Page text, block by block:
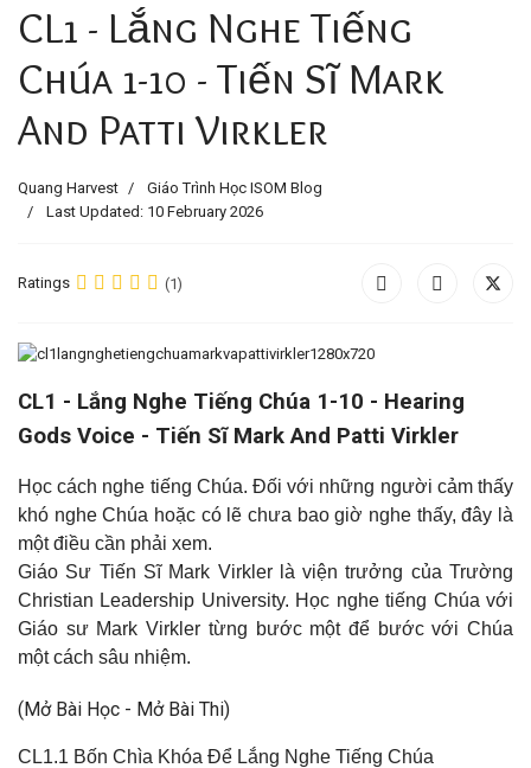
CL1 - Lắng Nghe Tiếng
Chúa 1-10 - Tiến Sĩ Mark
And Patti Virkler
Quang Harvest
Giáo Trình Học ISOM Blog
Last Updated: 10 February 2026
Ratings (1)
CL1 - Lắng Nghe Tiếng Chúa 1-10 - Hearing
Gods Voice - Tiến Sĩ Mark And Patti Virkler
Học cách nghe tiếng Chúa. Đối với những người cảm thấy
khó nghe Chúa hoặc có lẽ chưa bao giờ nghe thấy, đây là
một điều cần phải xem.
Giáo Sư Tiến Sĩ Mark Virkler là viện trưởng của Trường
Christian Leadership University. Học nghe tiếng Chúa với
Giáo sư Mark Virkler từng bước một để bước với Chúa
một cách sâu nhiệm.
(Mở Bài Học - Mở Bài Thi)
CL1.1 Bốn Chìa Khóa Để Lắng Nghe Tiếng Chúa